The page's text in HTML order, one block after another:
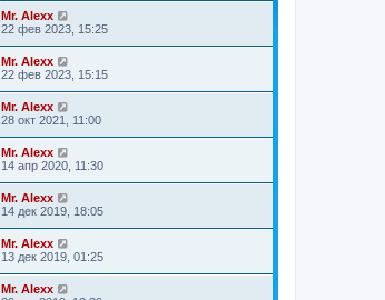
Mr. Alexx
22 фев 2023, 15:25
Mr. Alexx
22 фев 2023, 15:15
Mr. Alexx
28 окт 2021, 11:00
Mr. Alexx
14 апр 2020, 11:30
Mr. Alexx
14 дек 2019, 18:05
Mr. Alexx
13 дек 2019, 01:25
Mr. Alexx